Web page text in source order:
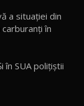
BYD Seal U
a situației din
în
în SUA polițiștii